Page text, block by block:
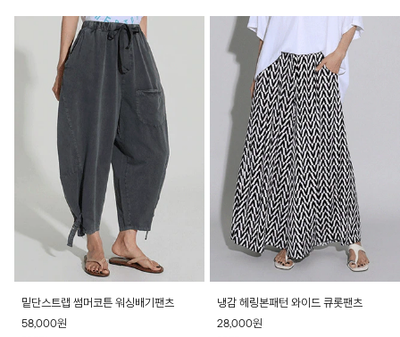
밑단스트랩 썸머코튼 워싱배기팬츠
58,000원
냉감 헤링본패턴 와이드 큐롯팬츠
28,000원